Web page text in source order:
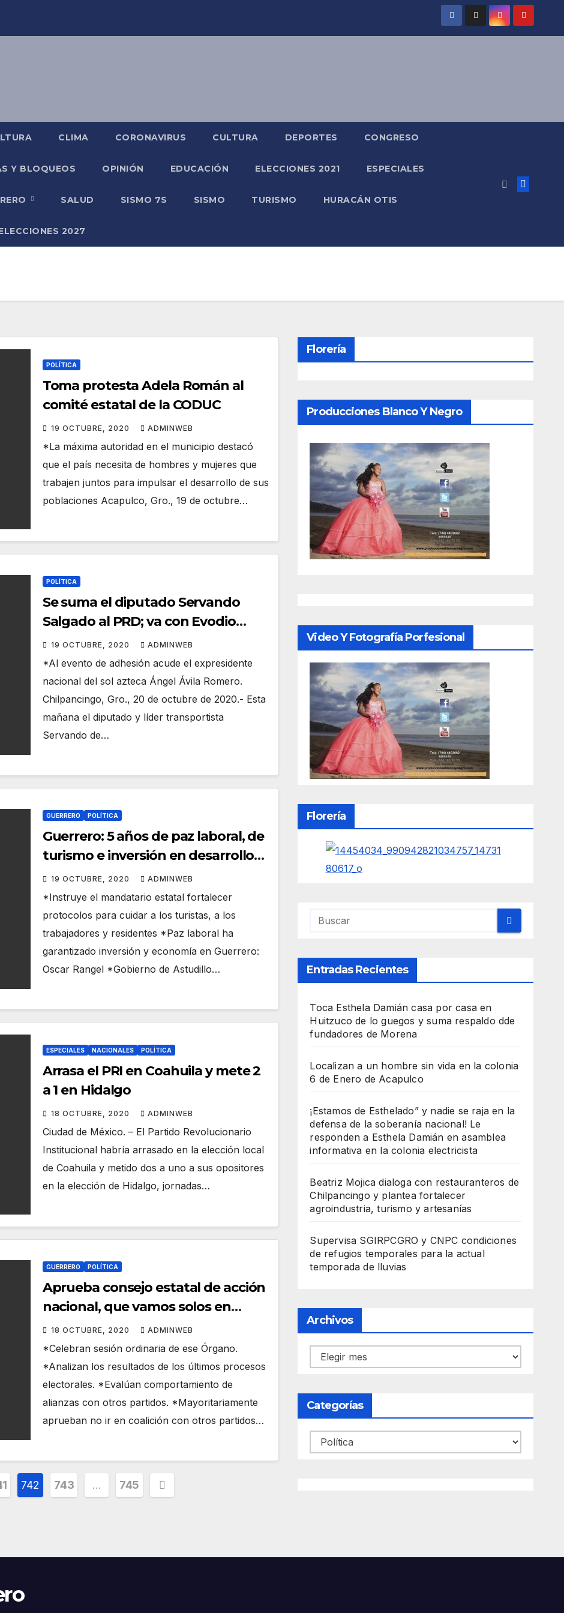
CLIMA CORONAVIRUS CULTURA DEPORTES CONGRESO
Y BLOQUEOS OPINIÓN EDUCACIÓN ELECCIONES 2021 ESPECIALES
SALUD SISMO 7S SISMO TURISMO HURACÁN OTIS
2027
POLÍTICA
Toma protesta Adela Román al
comité estatal de la CODUC
19 OCTUBRE, 2020 ADMINWEB
*La máxima autoridad en el municipio destacó
que el país necesita de hombres y mujeres que
trabajen juntos para impulsar el desarrollo de sus
poblaciones Acapulco, Gro., 19 de octubre…
POLÍTICA
Se suma el diputado Servando
Salgado al PRD; va con Evodio
Velázquez.
19 OCTUBRE, 2020 ADMINWEB
*Al evento de adhesión acude el expresidente
nacional del sol azteca Ángel Ávila Romero.
Chilpancingo, Gro., 20 de octubre de 2020.- Esta
mañana el diputado y líder transportista
Servando de…
GUERRERO POLÍTICA
Guerrero: 5 años de paz laboral, de
turismo e inversión en desarrollos
inmobiliarios, afirma Héctor
Astudillo
19 OCTUBRE, 2020 ADMINWEB
*Instruye el mandatario estatal fortalecer
protocolos para cuidar a los turistas, a los
trabajadores y residentes *Paz laboral ha
garantizado inversión y economía en Guerrero:
Oscar Rangel *Gobierno de Astudillo…
ESPECIALES NACIONALES POLÍTICA
Arrasa el PRI en Coahuila y mete 2
a 1 en Hidalgo
18 OCTUBRE, 2020 ADMINWEB
Ciudad de México. – El Partido Revolucionario
Institucional habría arrasado en la elección local
de Coahuila y metido dos a uno a sus opositores
en la elección de Hidalgo, jornadas…
GUERRERO POLÍTICA
Aprueba consejo estatal de acción
nacional, que vamos solos en
elección de 2021: Eloy Salmerón
18 OCTUBRE, 2020 ADMINWEB
*Celebran sesión ordinaria de ese Órgano.
*Analizan los resultados de los últimos procesos
electorales. *Evalúan comportamiento de
alianzas con otros partidos. *Mayoritariamente
aprueban no ir en coalición con otros partidos…
742 743 … 745
Florería
Producciones Blanco Y Negro
Video Y Fotografía Porfesional
Florería
Entradas Recientes
Toca Esthela Damián casa por casa en
Huitzuco de lo guegos y suma respaldo dde
fundadores de Morena
Localizan a un hombre sin vida en la colonia
6 de Enero de Acapulco
¡Estamos de Esthelado” y nadie se raja en la
defensa de la soberanía nacional! Le
responden a Esthela Damián en asamblea
informativa en la colonia electricista
Beatriz Mojica dialoga con restauranteros de
Chilpancingo y plantea fortalecer
agroindustria, turismo y artesanías
Supervisa SGIRPCGRO y CNPC condiciones
de refugios temporales para la actual
temporada de lluvias
Archivos
Archivos
Categorías
Categorías